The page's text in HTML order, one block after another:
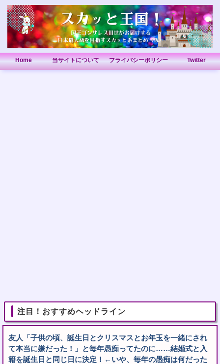
Home 当サイトについて プライバシーポリシー Twitter
注目！おすすめヘッドライン
友人「子供の頃、誕生日とクリスマスとお年玉を一緒にされ
て本当に嫌だった！」と毎年愚痴ってたのに……結婚式と入
籍を誕生日と同じ日に決定！←いや、毎年の愚痴は何だった